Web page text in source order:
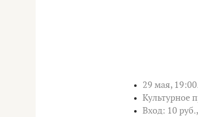
29 мая,
Культурное
Вход: 10